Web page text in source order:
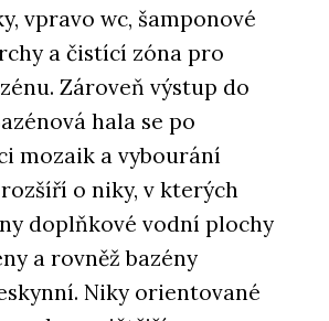
vpravo wc, šamponové
a čistící zóna pro
Zároveň výstup do
hala se po
mozaik a vybourání
o niky, v kterých
doplňkové vodní plochy
a rovněž bazény
Niky orientované